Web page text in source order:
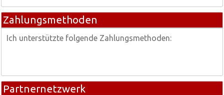
Zahlungsmethoden
Ich unterstützte folgende Zahlungsmethoden:
Partnernetzwerk